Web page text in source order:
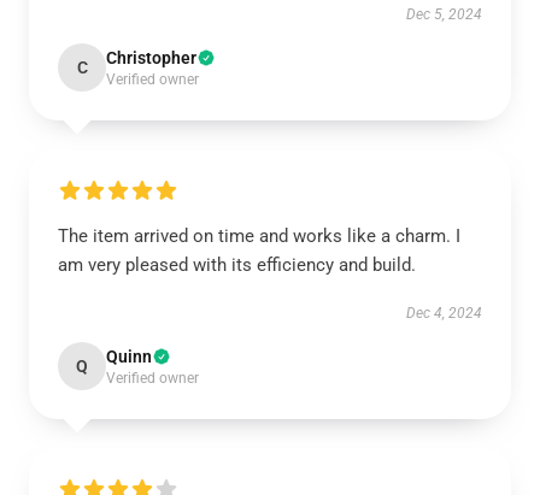
Dec 5, 2024
C Christopher
Verified owner
The item arrived on time and works like a charm. I
am very pleased with its efficiency and build.
Dec 4, 2024
Q Quinn
Verified owner